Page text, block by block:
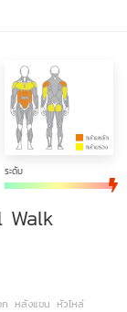
ระดับ
หลังแขน หัวไหล่